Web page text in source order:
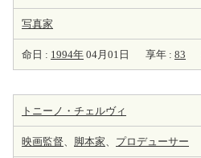
写真家
命日 : 1994年 04月01日 享年 : 83
トニーノ・チェルヴィ
映画監督、 脚本家、 プロデューサー